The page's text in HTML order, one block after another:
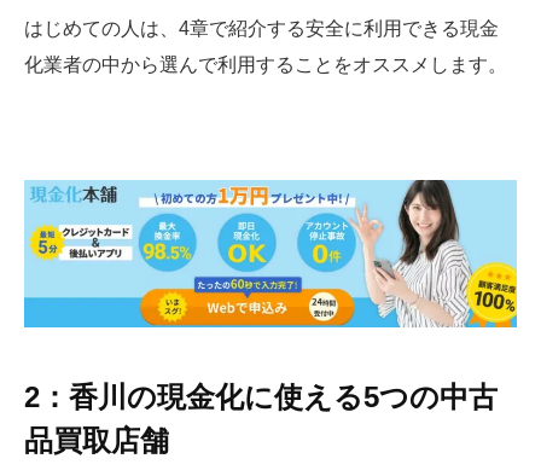
はじめての人は、4章で紹介する安全に利用できる現金
化業者の中から選んで利用することをオススメします。
2：香川の現金化に使える5つの中古
品買取店舗